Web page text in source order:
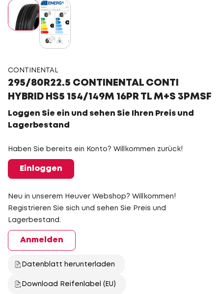
CONTINENTAL
295/80R22.5 CONTINENTAL CONTI
HYBRID HS5 154/149M 16PR TL M+S 3PMSF
Loggen Sie ein und sehen Sie Ihren Preis und
Lagerbestand
Haben Sie bereits ein Konto? Willkommen zurück!
Einloggen
Neu in unserem Heuver Webshop? Willkommen!
Registrieren Sie sich und sehen Sie Preis und
Lagerbestand.
Anmelden
Datenblatt herunterladen
Download Reifenlabel (EU)